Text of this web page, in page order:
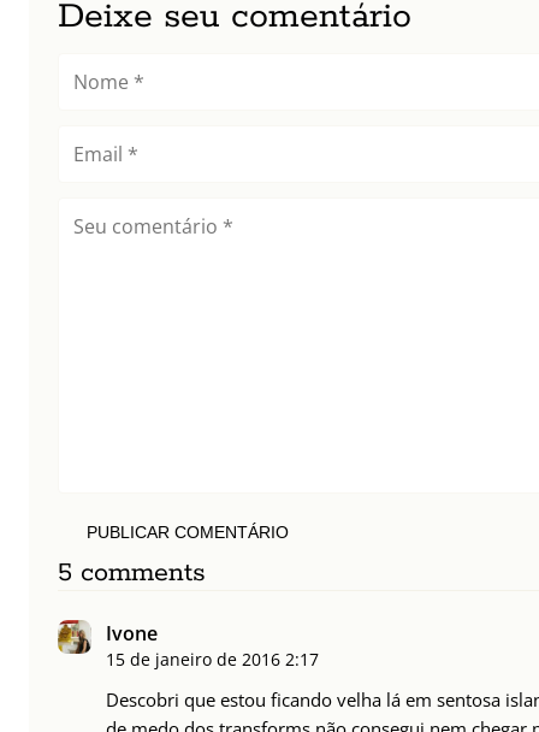
Deixe seu comentário
PUBLICAR COMENTÁRIO
5 comments
Ivone
15 de janeiro de 2016 2:17
Descobri que estou ficando velha lá em sentosa